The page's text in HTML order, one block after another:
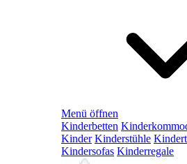
Menü öffnen
Kinderbetten
Kinder Kinderstühle
Kindersofas Kinderregale